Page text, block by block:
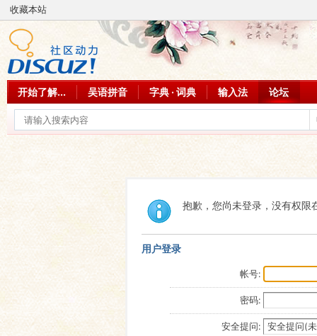
收藏本站
开始了解... 吴语拼音 字典 · 词典 输入法 论坛
抱歉，您尚未登录，没有权限
用户登录
帐号:
密码:
安全提问: